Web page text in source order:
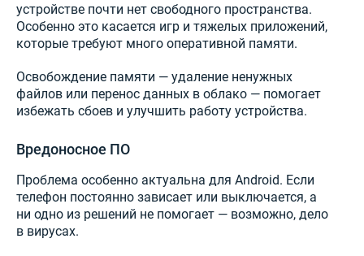
устройстве почти нет свободного пространства.
Особенно это касается игр и тяжелых приложений,
которые требуют много оперативной памяти.
Освобождение памяти — удаление ненужных
файлов или перенос данных в облако — помогает
избежать сбоев и улучшить работу устройства.
Вредоносное ПО
Проблема особенно актуальна для Android. Если
телефон постоянно зависает или выключается, а
ни одно из решений не помогает — возможно, дело
в вирусах.